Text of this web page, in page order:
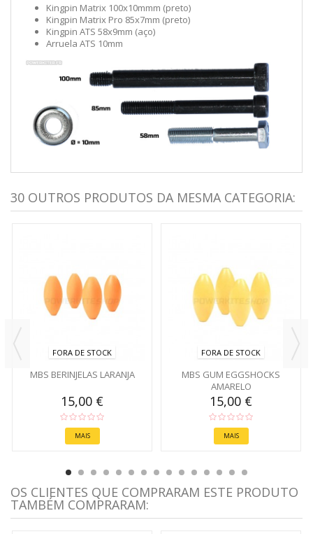
Kingpin Matrix 100x10mmm (preto)
Kingpin Matrix Pro 85x7mm (preto)
Kingpin ATS 58x9mm (aço)
Arruela ATS 10mm
30 OUTROS PRODUTOS DA MESMA CATEGORIA:
FORA DE STOCK
MBS BERINJELAS LARANJA
15,00 €
MAIS
FORA DE STOCK
MBS GUM EGGSHOCKS
AMARELO
15,00 €
MAIS
OS CLIENTES QUE COMPRARAM ESTE PRODUTO
TAMBÉM COMPRARAM: